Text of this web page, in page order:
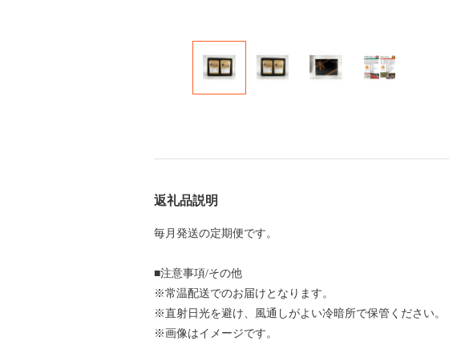
返礼品説明
毎月発送の定期便です。
■注意事項/その他
※常温配送でのお届けとなります。
※直射日光を避け、風通しがよい冷暗所で保管ください。
※画像はイメージです。